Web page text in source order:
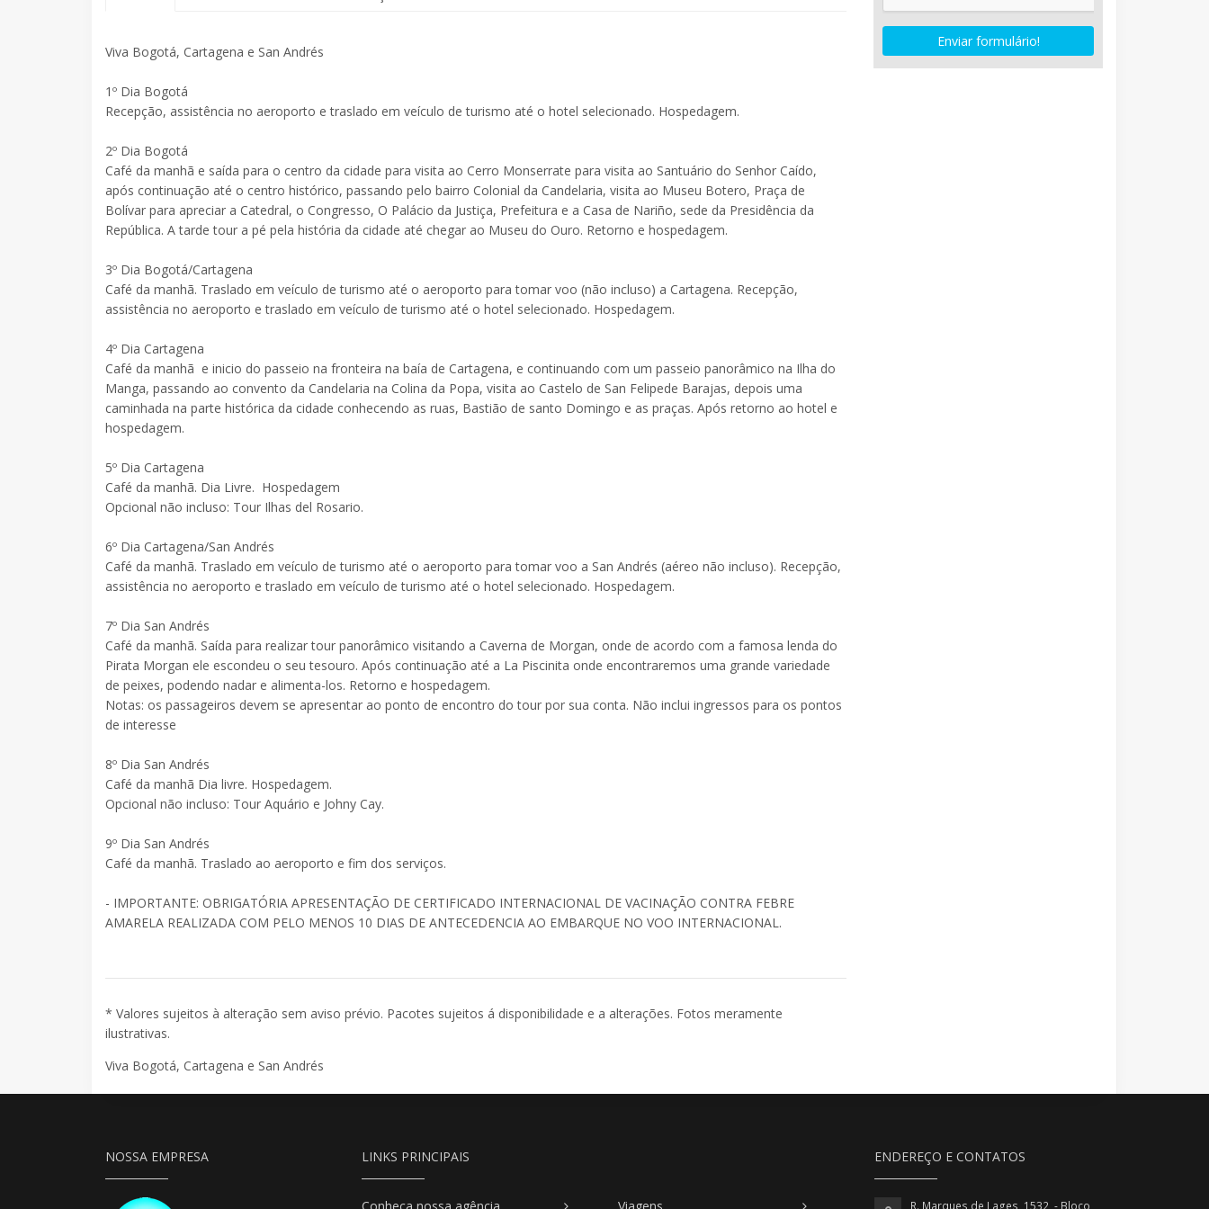
Viva Bogotá, Cartagena e San Andrés
1º Dia Bogotá
Recepção, assistência no aeroporto e traslado em veículo de turismo até o hotel selecionado. Hospedagem.
2º Dia Bogotá
Café da manhã e saída para o centro da cidade para visita ao Cerro Monserrate para visita ao Santuário do Senhor Caído,
após continuação até o centro histórico, passando pelo bairro Colonial da Candelaria, visita ao Museu Botero, Praça de
Bolívar para apreciar a Catedral, o Congresso, O Palácio da Justiça, Prefeitura e a Casa de Nariño, sede da Presidência da
República. A tarde tour a pé pela história da cidade até chegar ao Museu do Ouro. Retorno e hospedagem.
3º Dia Bogotá/Cartagena
Café da manhã. Traslado em veículo de turismo até o aeroporto para tomar voo (não incluso) a Cartagena. Recepção,
assistência no aeroporto e traslado em veículo de turismo até o hotel selecionado. Hospedagem.
4º Dia Cartagena
Café da manhã e inicio do passeio na fronteira na baía de Cartagena, e continuando com um passeio panorâmico na Ilha do
Manga, passando ao convento da Candelaria na Colina da Popa, visita ao Castelo de San Felipede Barajas, depois uma
caminhada na parte histórica da cidade conhecendo as ruas, Bastião de santo Domingo e as praças. Após retorno ao hotel e
hospedagem.
5º Dia Cartagena
Café da manhã. Dia Livre. Hospedagem
Opcional não incluso: Tour Ilhas del Rosario.
6º Dia Cartagena/San Andrés
Café da manhã. Traslado em veículo de turismo até o aeroporto para tomar voo a San Andrés (aéreo não incluso). Recepção,
assistência no aeroporto e traslado em veículo de turismo até o hotel selecionado. Hospedagem.
7º Dia San Andrés
Café da manhã. Saída para realizar tour panorâmico visitando a Caverna de Morgan, onde de acordo com a famosa lenda do
Pirata Morgan ele escondeu o seu tesouro. Após continuação até a La Piscinita onde encontraremos uma grande variedade
de peixes, podendo nadar e alimenta-los. Retorno e hospedagem.
Notas: os passageiros devem se apresentar ao ponto de encontro do tour por sua conta. Não inclui ingressos para os pontos
de interesse
8º Dia San Andrés
Café da manhã Dia livre. Hospedagem.
Opcional não incluso: Tour Aquário e Johny Cay.
9º Dia San Andrés
Café da manhã. Traslado ao aeroporto e fim dos serviços.
- IMPORTANTE: OBRIGATÓRIA APRESENTAÇÃO DE CERTIFICADO INTERNACIONAL DE VACINAÇÃO CONTRA FEBRE
AMARELA REALIZADA COM PELO MENOS 10 DIAS DE ANTECEDENCIA AO EMBARQUE NO VOO INTERNACIONAL.
* Valores sujeitos à alteração sem aviso prévio. Pacotes sujeitos á disponibilidade e a alterações. Fotos meramente
ilustrativas.
Viva Bogotá, Cartagena e San Andrés
Enviar formulário!
NOSSA EMPRESA LINKS PRINCIPAIS ENDEREÇO E CONTATOS